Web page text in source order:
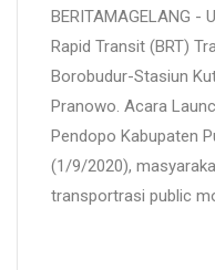
BERITAMAGELANG -
Rapid Transit (BRT)
Borobudur-Stasiun
Pranowo. Acara
Pendopo Kabupaten
(1/9/2020),
transportrasi public